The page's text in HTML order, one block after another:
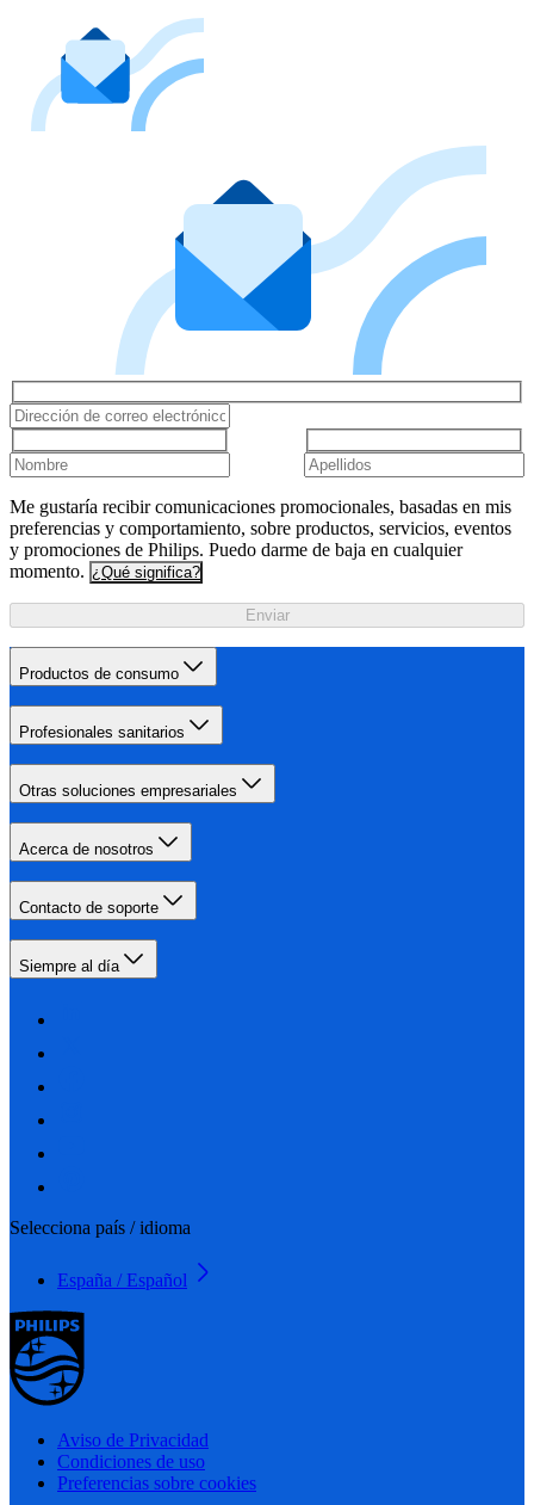
Me gustaría recibir comunicaciones promocionales, basadas en mis
preferencias y comportamiento, sobre productos, servicios, eventos
y promociones de Philips. Puedo darme de baja en cualquier
momento. ¿Qué significa?
Enviar
Productos de consumo
Profesionales sanitarios
Otras soluciones empresariales
Acerca de nosotros
Contacto de soporte
Siempre al día
Selecciona país / idioma
España / Español
Aviso de Privacidad
Condiciones de uso
Preferencias sobre cookies